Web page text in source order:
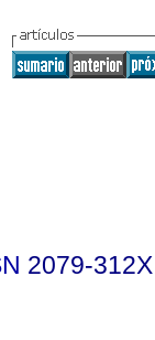
2079-312X